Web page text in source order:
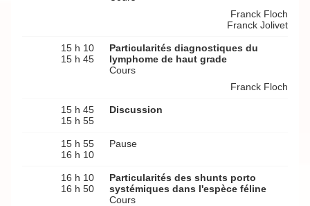
Franck Floch
Franck Jolivet
15 h 10
15 h 45
Particularités diagnostiques du
lymphome de haut grade
Cours
Franck Floch
15 h 45
15 h 55
Discussion
15 h 55
16 h 10
Pause
16 h 10
16 h 50
Particularités des shunts porto
systémiques dans l'espèce féline
Cours